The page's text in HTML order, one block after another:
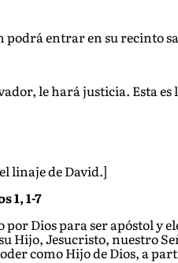
entrar en su recinto
le hará justicia. Esta
linaje de David.]
1, 1-7
por Dios para ser apóstol
Hijo, Jesucristo, nuestro
como Hijo de Dios, a